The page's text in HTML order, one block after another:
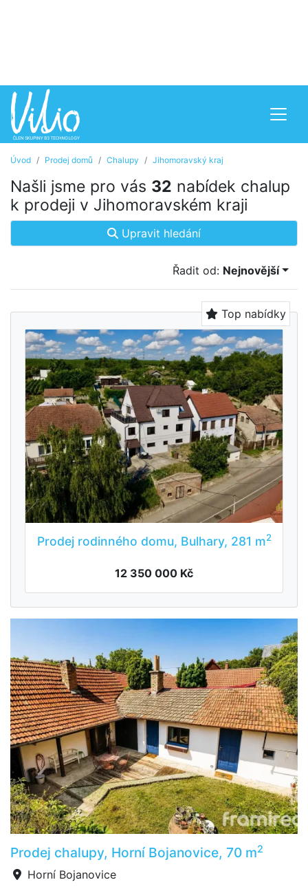
Úvod Prodej domů Chalupy Jihomoravský kraj
Našli jsme pro vás 32 nabídek chalup
k prodeji v Jihomoravském kraji
Upravit hledání
Řadit od: Nejnovější
Top nabídky
Prodej rodinného domu, Bulhary, 281 m2
12 350 000 Kč
Prodej chalupy, Horní Bojanovice, 70 m2
Horní Bojanovice